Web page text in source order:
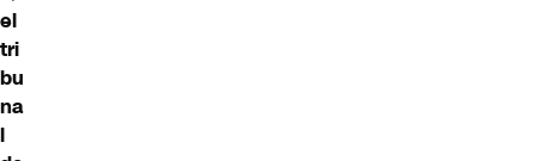
el
tri
bu
na
l